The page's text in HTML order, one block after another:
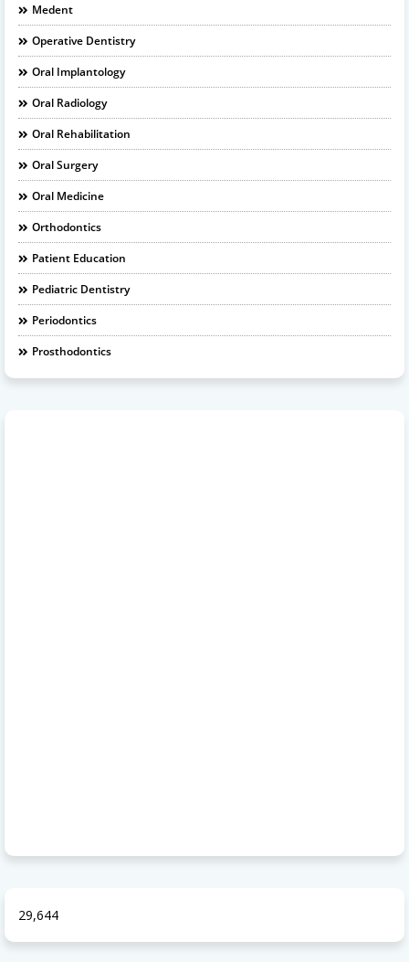
Medent
Operative Dentistry
Oral Implantology
Oral Radiology
Oral Rehabilitation
Oral Surgery
Oral Medicine
Orthodontics
Patient Education
Pediatric Dentistry
Periodontics
Prosthodontics
29,644